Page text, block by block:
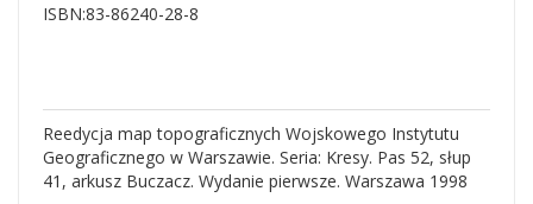
ISBN:83-86240-28-8
Reedycja map topograficznych Wojskowego Instytutu
Geograficznego w Warszawie. Seria: Kresy. Pas 52, słup
41, arkusz Buczacz. Wydanie pierwsze. Warszawa 1998